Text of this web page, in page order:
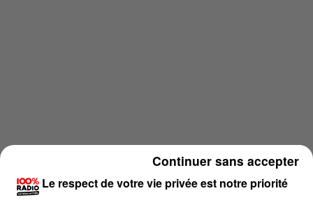
Le respect de votre vie privée est notre priorité
Continuer sans accepter